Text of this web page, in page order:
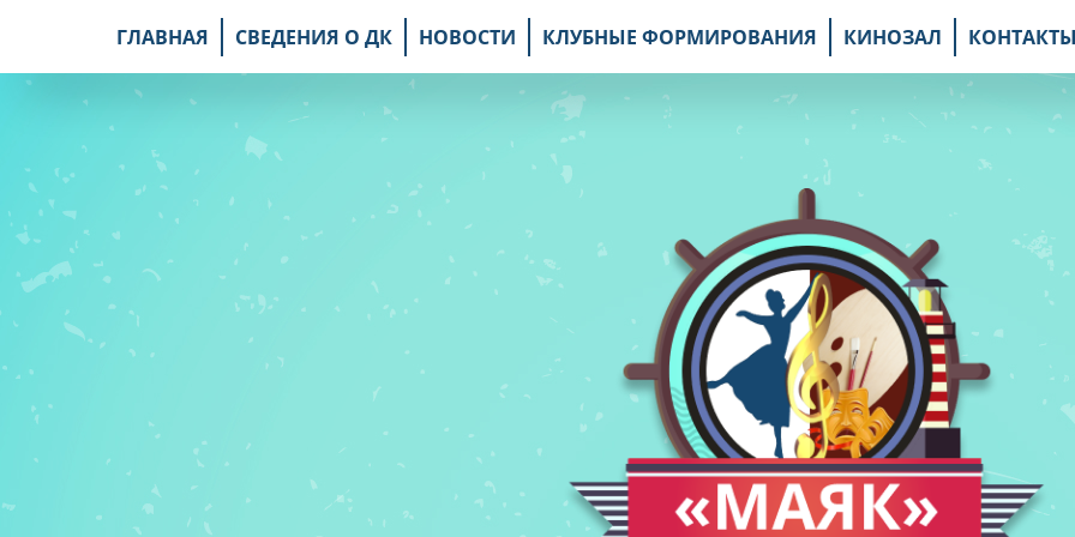
ГЛАВНАЯ СВЕДЕНИЯ О ДК НОВОСТИ КЛУБНЫЕ ФОРМИРОВАНИЯ КИНОЗАЛ